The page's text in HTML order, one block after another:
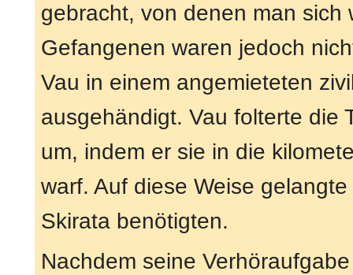
gebracht, von denen man sich
Gefangenen waren jedoch
Vau in einem angemieteten
ausgehändigt. Vau folterte die
um, indem er sie in die
warf. Auf diese Weise
Skirata benötigten.
Nachdem seine